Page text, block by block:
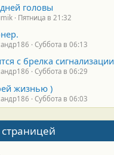
головы
Пятница в 21:32
Суббота в 06:13
с брелка сигнализации
Суббота в 06:29
жизнью )
Суббота в 06:03